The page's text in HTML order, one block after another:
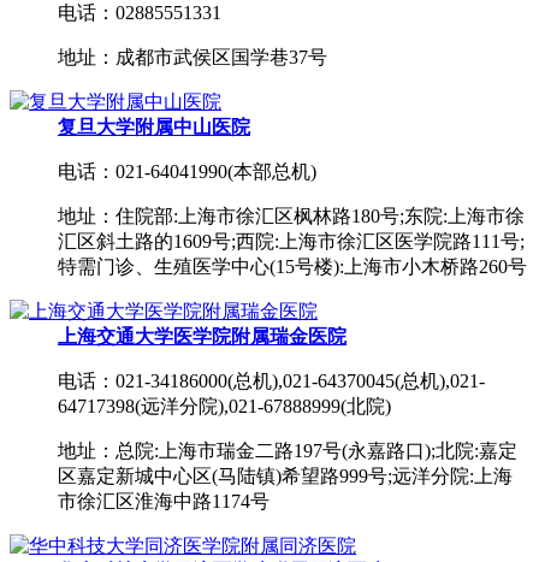
电话：02885551331
地址：成都市武侯区国学巷37号
复旦大学附属中山医院
电话：021-64041990(本部总机)
地址：住院部:上海市徐汇区枫林路180号;东院:上海市徐
汇区斜土路的1609号;西院:上海市徐汇区医学院路111号;
特需门诊、生殖医学中心(15号楼):上海市小木桥路260号
上海交通大学医学院附属瑞金医院
电话：021-34186000(总机),021-64370045(总机),021-
64717398(远洋分院),021-67888999(北院)
地址：总院:上海市瑞金二路197号(永嘉路口);北院:嘉定
区嘉定新城中心区(马陆镇)希望路999号;远洋分院:上海
市徐汇区淮海中路1174号